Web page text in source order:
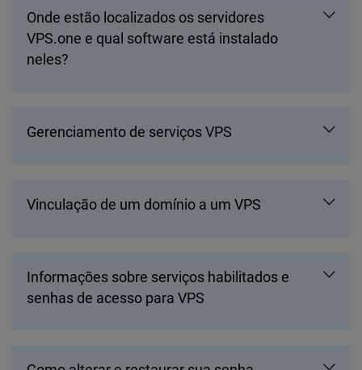
Onde estão localizados os servidores
VPS.one e qual software está instalado
neles?
Gerenciamento de serviços VPS
Vinculação de um domínio a um VPS
Informações sobre serviços habilitados e
senhas de acesso para VPS